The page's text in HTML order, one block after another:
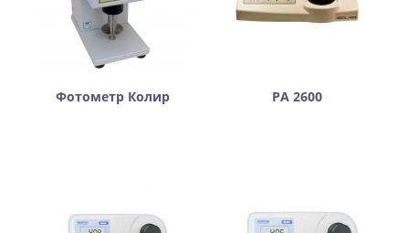
Фотометр Колир РА 2600